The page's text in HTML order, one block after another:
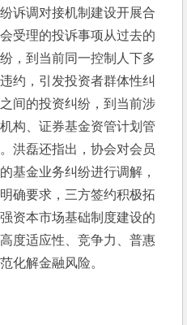
诉调对接机制建设开展合
受理的投诉事项从过去的
，到当前同一控制人下多
约，引发投资者群体性纠
间的投资纠纷，到当前涉
构、证券基金资管计划管
洪磊还指出，协会对会员
基金业务纠纷进行调解，
确要求，三方签约积极拓
资本市场基础制度建设的
度适应性、竞争力、普惠
化解金融风险。